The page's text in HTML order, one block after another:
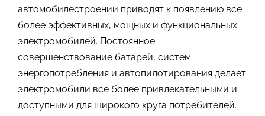
автомобилестроении приводят к появлению все
более эффективных, мощных и функциональных
электромобилей. Постоянное
совершенствование батарей, систем
энергопотребления и автопилотирования делает
электромобили все более привлекательными и
доступными для широкого круга потребителей.